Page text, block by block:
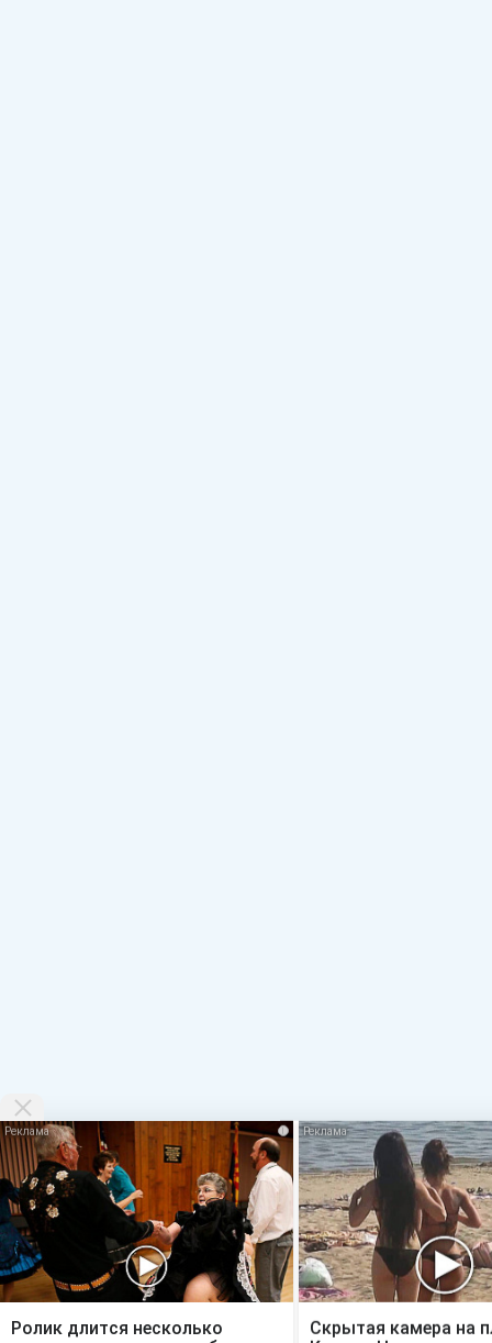
i
Ролик длится несколько
Скрытая камера на